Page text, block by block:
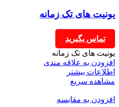
یونیت های تک زمانه
تماس بگیرید
یونیت های تک زمانه
افزودن به علاقه مندی
اطلاعات بیشتر
مشاهده سریع
افزودن به مقایسه